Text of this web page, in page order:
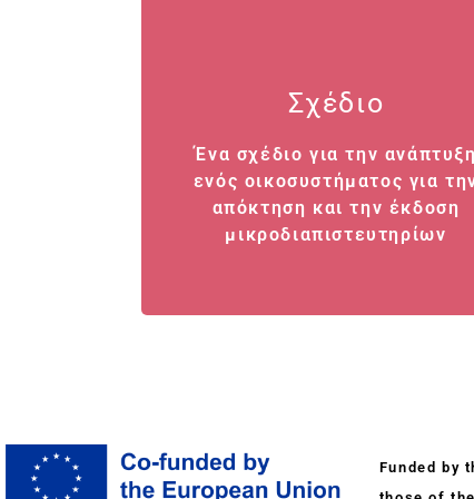
Σχέδιο
Ένα σχέδιο για την ανάπτυξη
ενός οικοσυστήματος για
απόκτηση και την έκδοση
μικροδιαπιστευτηρίων
Παραδοτέα 11
Ένα σχέδιο για την ανάπτυξη
ενός οικοσυστήματος για την
απόκτηση και την έκδοση
μικροδιαπιστευτηρίων
Funded by